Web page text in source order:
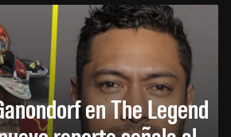
en The Legend